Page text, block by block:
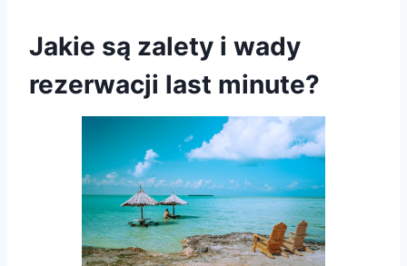
Jakie są zalety i wady
rezerwacji last minute?